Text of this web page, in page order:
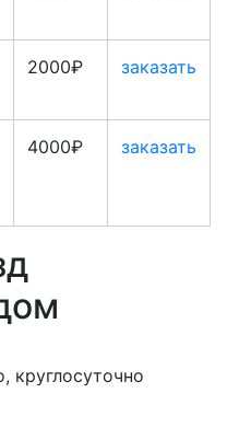
2000₽ заказать
4000₽ заказать
круглосуточно